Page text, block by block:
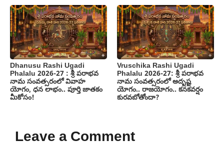
Dhanusu Rashi Ugadi
Phalalu 2026-27 : శ్రీ పరాభవ
నామ సంవత్సరంలో వివాహ
యోగం, ధన లాభం.. పూర్తి జాతకం
మీకోసం!
Vruschika Rashi Ugadi
Phalalu 2026-27: శ్రీ పరాభవ
నామ సంవత్సరంలో అదృష్ట
యోగం.. రాజయోగం.. కనకవర్షం
కురవబోతోందా?
Leave a Comment